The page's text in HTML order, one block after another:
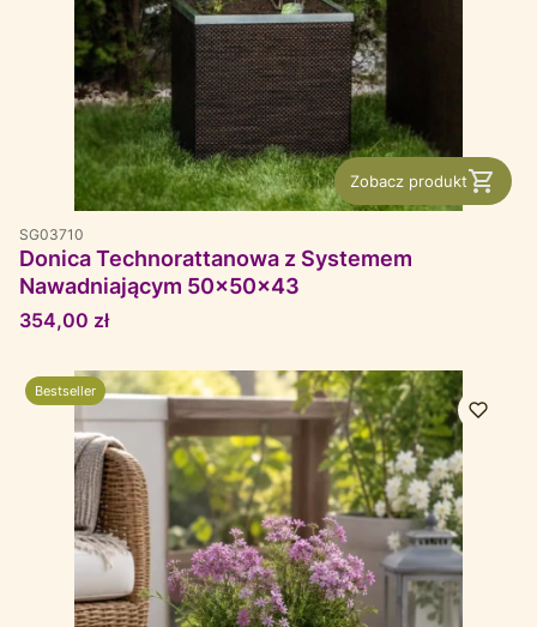
Zobacz produkt
SG03710
Donica Technorattanowa z Systemem
Nawadniającym 50x50x43
Cena
354,00 zł
Bestseller